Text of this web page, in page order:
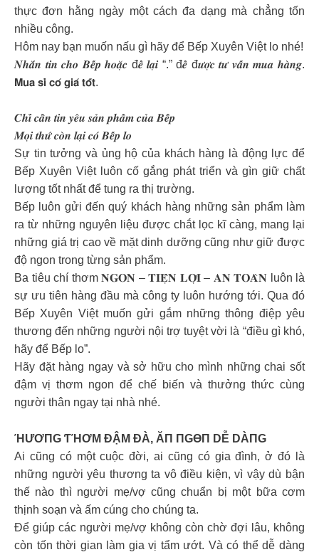
thực đơn hằng ngày một cách đa dạng mà chẳng tốn
nhiều công.
Hôm nay bạn muốn nấu gì hãy để Bếp Xuyên Việt lo nhé!
𝑵𝒉𝒂̆́𝒏 𝒕𝒊𝒏 𝒄𝒉𝒐 𝑩𝒆̂́𝒑 𝒉𝒐𝒂̣̆𝒄 đ𝒆̂̉ 𝒍𝒂̣𝒊 “.” đ𝒆̂̉ đ𝒖̛𝒐̛̣𝒄 𝒕𝒖̛ 𝒗𝒂̂́𝒏 𝒎𝒖𝒂 𝒉𝒂̀𝒏𝒈.
𝗠𝘂𝗮 𝘀𝗶̉ 𝗰𝗼́ 𝗴𝗶𝗮́ 𝘁𝗼̂́𝘁.
𝑪𝒉𝒊̉ 𝒄𝒂̂̀𝒏 𝒕𝒊𝒏 𝒚𝒆̂𝒖 𝒔𝒂̉𝒏 𝒑𝒉𝒂̂̉𝒎 𝒄𝒖̉𝒂 𝑩𝒆̂́𝒑
𝑴𝒐̣𝒊 𝒕𝒉𝒖̛́ 𝒄𝒐̀𝒏 𝒍𝒂̣𝒊 𝒄𝒐́ 𝑩𝒆̂́𝒑 𝒍𝒐
Sự tin tưởng và ủng hộ của khách hàng là động lực để
Bếp Xuyên Việt luôn cố gắng phát triển và gìn giữ chất
lượng tốt nhất để tung ra thị trường.
Bếp luôn gửi đến quý khách hàng những sản phẩm làm
ra từ những nguyên liệu được chắt lọc kĩ càng, mang lại
những giá trị cao về mặt dinh dưỡng cũng như giữ được
độ ngon trong từng sản phẩm.
Ba tiêu chí thơm 𝐍𝐆𝐎𝐍 – 𝐓𝐈𝐄̣̂𝐍 𝐋𝐎̛̣𝐈 – 𝐀𝐍 𝐓𝐎𝐀̀𝐍 luôn là
sự ưu tiên hàng đầu mà công ty luôn hướng tới. Qua đó
Bếp Xuyên Việt muốn gửi gắm những thông điệp yêu
thương đến những người nội trợ tuyệt vời là “điều gì khó,
hãy để Bếp lo”.
Hãy đặt hàng ngay và sở hữu cho mình những chai sốt
đậm vị thơm ngon để chế biến và thưởng thức cùng
người thân ngay tại nhà nhé.
ΉƯƠПG ƬΉƠM ĐẬM ĐÀ, ĂП ПGӨП DỄ DÀПG
Ai cũng có một cuộc đời, ai cũng có gia đình, ở đó là
những người yêu thương ta vô điều kiện, vì vậy dù bận
thế nào thì người mẹ/vợ cũng chuẩn bị một bữa cơm
thịnh soạn và ấm cúng cho chúng ta.
Để giúp các người mẹ/vợ không còn chờ đợi lâu, không
còn tốn thời gian làm gia vị tẩm ướt. Và có thể dễ dàng